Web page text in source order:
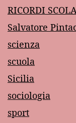
RICORDI
Salvatore
scienza
scuola
Sicilia
sociologia
sport